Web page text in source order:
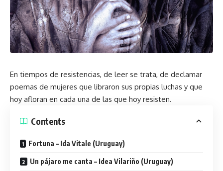
En tiempos de resistencias, de leer se trata, de declamar
poemas de mujeres que libraron sus propias luchas y que
hoy afloran en cada una de las que hoy resisten.
Contents
Fortuna – Ida Vitale (Uruguay)
Un pájaro me canta – Idea Vilariño (Uruguay)